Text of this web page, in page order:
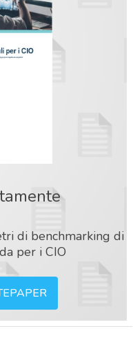
di benchmarking di
per i CIO